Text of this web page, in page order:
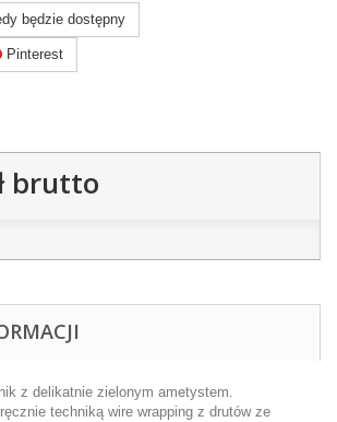
będzie dostępny
Pinterest
brutto
z delikatnie zielonym ametystem.
techniką wire wrapping z drutów ze